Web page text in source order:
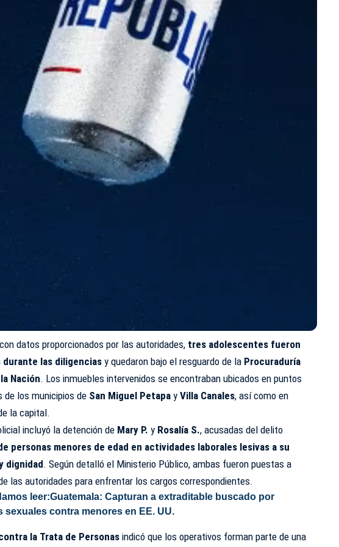
datos proporcionados por las autoridades, tres adolescentes fueron
durante las diligencias y quedaron bajo el resguardo de la Procuraduría
Nación. Los inmuebles intervenidos se encontraban ubicados en puntos
de los municipios de San Miguel Petapa yVilla Canales, así como en
la capital.
incluyó la detención de Mary P. y Rosalía S., acusadas del delito
personas menores de edad en actividades laborales lesivas a su
dignidad. Según detalló el Ministerio Público, ambas fueron puestas a
las autoridades para enfrentar los cargos correspondientes.
leer:Guatemala: Capturan a extraditable buscado por
sexuales contra menores en EE. UU.
la Trata de Personas indicó que los operativos forman parte de una